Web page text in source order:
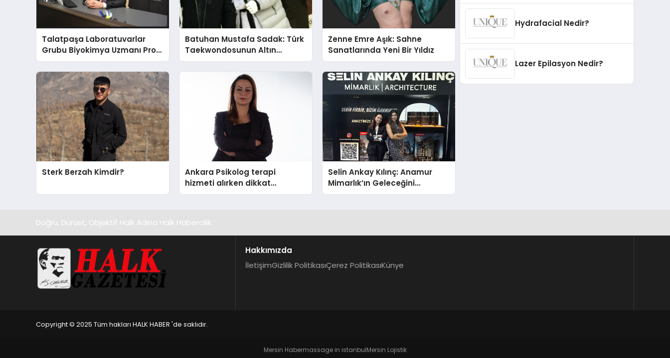
Talatpaşa Laboratuvarlar
Grubu Biyokimya Uzmanı Prof.
Dr. Ahmet Var
Batuhan Mustafa Sadak: Türk
Taekwondosunun Altın
Yumruğu
Zenne Emre Aşık: Sahne
Sanatlarında Yeni Bir Yıldız
Sterk Berzah Kimdir?
Ankara Psikolog terapi
hizmeti alırken dikkat
edilecek hususlar
Selin Ankay Kılınç: Anamur
Mimarlık’ın Geleceğini
Şekillendiren Yöneticisi
Hydrafacial Nedir?
Lazer Epilasyon Nedir?
Doğru, Dürüst, Objektif Halk Adına Halk Habercilik
Hakkımızda
İletişimGizlilik PolitikasıÇerez PolitikasıKünye
Copyright © 2025 Tüm hakları HALK HABER 'de saklıdır.
Mersin Habermassage in istanbulMersin Lojistik